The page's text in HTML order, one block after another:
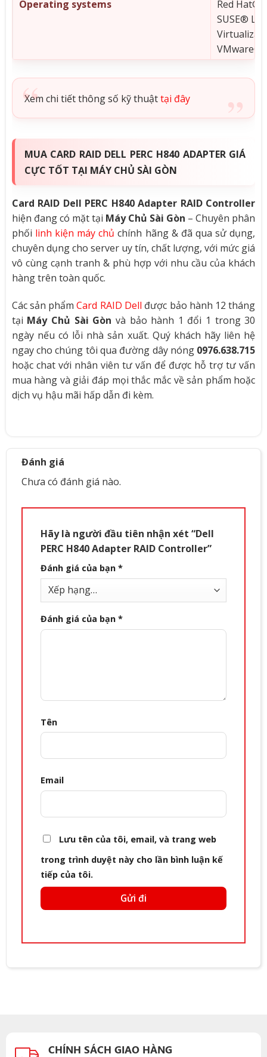
Operating systems
Red Hat®
SUSE®
VMware®
Xem chi tiết thông số kỹ thuậttại đây
MUA CARD RAID DELL PERC H840 ADAPTER GIÁ
CỰC TỐT TẠI MÁY CHỦ SÀI GÒN
Card RAID Dell PERC H840 Adapter RAID Controller
hiện đang có mặt tại Máy Chủ Sài Gòn – Chuyên phân
phối linh kiện máy chủ chính hãng & đã qua sử dụng,
chuyên dụng cho server uy tín, chất lượng, với mức giá
vô cùng cạnh tranh & phù hợp với nhu cầu của khách
hàng trên toàn quốc.
Các sản phẩmCard RAID Dell được bảo hành 12 tháng
tại Máy Chủ Sài Gòn và bảo hành 1 đổi 1 trong 30
ngày nếu có lỗi nhà sản xuất. Quý khách hãy liên hệ
ngay cho chúng tôi qua đường dây nóng 0976.638.715
hoặc chat với nhân viên tư vấn để được hỗ trợ tư vấn
mua hàng và giải đáp mọi thắc mắc về sản phẩm hoặc
dịch vụ hậu mãi hấp dẫn đi kèm.
Đánh giá
Chưa có đánh giá nào.
Hãy là người đầu tiên nhận xét “Dell
PERC H840 Adapter RAID Controller”
Đánh giá của bạn *
Đánh giá của bạn *
Tên
Email
Lưu tên của tôi, email, và trang web
trong trình duyệt này cho lần bình luận kế
tiếp của tôi.
CHÍNH SÁCH GIAO HÀNG